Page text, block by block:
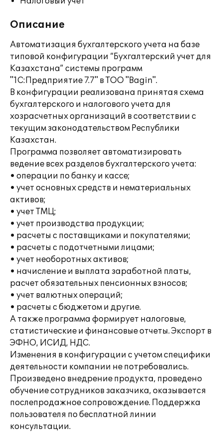
Описание
Автоматизация бухгалтерского учета на базе
типовой конфигурации “Бухгалтерский учет для
Казахстана” системы программ
"1С:Предприятие 7.7" в ТОО "Bagin".
В конфигурации реализована принятая схема
бухгалтерского и налогового учета для
хозрасчетных организаций в соответствии с
текущим законодательством Республики
Казахстан.
Программа позволяет автоматизировать
ведение всех разделов бухгалтерского учета:
• операции по банку и кассе;
• учет основных средств и нематериальных
активов;
• учет ТМЦ;
• учет производства продукции;
• расчеты с поставщиками и покупателями;
• расчеты с подотчетными лицами;
• учет необоротных активов;
• начисление и выплата заработной платы,
расчет обязательных пенсионных взносов;
• учет валютных операций;
• расчеты с бюджетом и другие.
А также программа формирует налоговые,
статистические и финансовые отчеты. Экспорт в
ЭФНО, ИСИД, НДС.
Изменения в конфигурации с учетом специфики
деятельности компании не потребовались.
Произведено внедрение продукта, проведено
обучение сотрудников заказчика, оказывается
послепродажное сопровождение. Поддержка
пользователя по бесплатной линии
консультации.